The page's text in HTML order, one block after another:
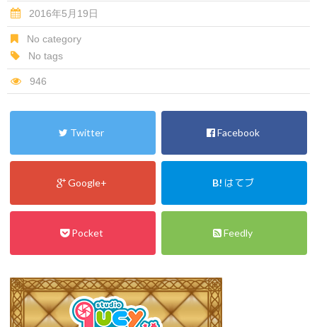
2016年5月19日
No category
No tags
946
Twitter Facebook
Google+ B! はてブ
Pocket Feedly